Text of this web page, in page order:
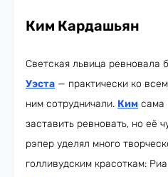
Ким Кардашьян
Светская львица ревновала
Уэста — практически ко
ним сотрудничали. Ким сама
заставить ревновать, но её
рэпер уделял много
голливудским красоткам: